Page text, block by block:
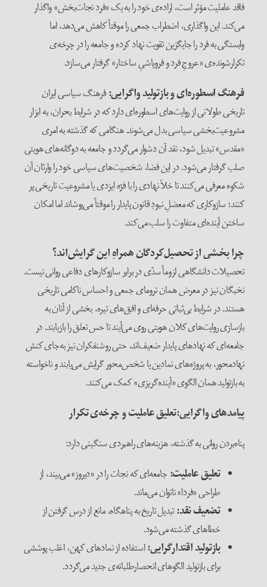
فاقد عاملیت مؤثر است، اراده‌ی خود را به یک «فرد نجات‌بخش» واگذار
می‌کند. این واگذاری، اضطراب جمعی را موقتاً کاهش می‌دهد، اما
وابستگی به فرد را جایگزین تقویت نهاد کرده و جامعه را در چرخه‌ی
تکرار‌شونده‌ی «عروجِ فرد و فروپاشیِ ساختار» گرفتار می‌سازد.
فرهنگ اسطوره‌ای و بازتولید واگرایی:فرهنگ سیاسی ایران
تاریخی طولانی از روایت‌های اسطوره‌ای دارد که در شرایط بحران، به ابزار
مشروعیت‌بخشی سیاسی بدل می‌شوند. هنگامی که گذشته به امری
«مقدس» تبدیل شود، نقد آن دشوار می‌گردد و جامعه به دوگانه‌های هویتی
صلب گرفتار می‌شود. در این فضا، شخصیت‌های سیاسی خود را وارثان آن
شکوه معرفی می‌کنند تا خلأ نهادی را با فرّه ایزدی یا مشروعیت تاریخی پر
کنند؛ سازوکاری که معضلِ نبودِ قانون پایدار را موقتاً می‌پوشاند اما امکان
ساختن آینده‌ای متفاوت را سلب می‌کند.
چرا بخشی از تحصیل‌کردگان همراهِ این گرایش‌اند؟
تحصیلات دانشگاهی لزوماً سدّی در برابر سازوکارهای دفاعی روانی نیست.
نخبگان نیز در معرض همان ترومای جمعی و احساس ناکامی تاریخی
هستند. در شرایط بی‌ثباتی حرفه‌ای و افق‌های تیره، بخشی از آنان به
بازسازی روایت‌های کلان هویتی روی می‌آیند تا حس تعلق را بازیابند. در
جامعه‌ای که نهادهای پایدار ضعیف‌اند، حتی روشنفکران نیز به‌جای کنش
نهادمحور، به پروژه‌های نمادین یا شخص‌محور گرایش می‌یابند و ناخواسته
به بازتولید همان الگوی «آینده‌گریزی» کمک می‌کنند.
پیامدهای واگرایی:تعلیق عاملیت و چرخه‌ی تکرار
پناه‌بردن روانی به گذشته، هزینه‌های راهبردی سنگینی دارد:
تعلیق عاملیت:جامعه‌ای که نجات را در «دیروز» می‌بیند، از
طراحی «فردا» ناتوان می‌ماند.
تضعیف نقد:تبدیل تاریخ به پناهگاه، مانع از درس گرفتن از
خطاهای گذشته می‌شود.
بازتولید اقتدارگرایی:استفاده از نمادهای کهن، اغلب پوششی
برای بازتولید الگوهای انحصارطلبانه‌ی جدید می‌گردد.